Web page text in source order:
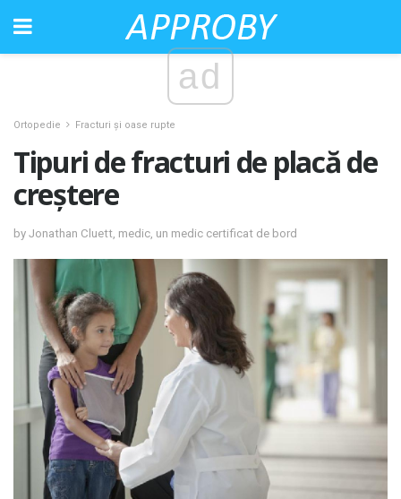
ad
Ortopedie Fracturi și oase rupte
Tipuri de fracturi de placă de
creștere
by Jonathan Cluett, medic, un medic certificat de bord